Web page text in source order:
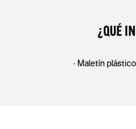
¿QUÉ
• Maletín